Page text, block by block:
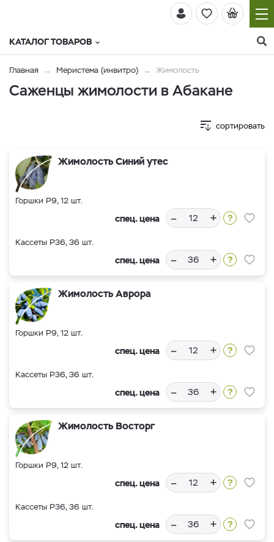
КАТАЛОГ ТОВАРОВ
Главная Меристема (инвитро) Жимолость
Саженцы жимолости в Абакане
сортировать
Жимолость Синий утес
Горшки Р9, 12 шт.
спец. цена – +
Кассеты Р36, 36 шт.
спец. цена – +
Жимолость Аврора
Горшки Р9, 12 шт.
спец. цена – +
Кассеты Р36, 36 шт.
спец. цена – +
Жимолость Восторг
Горшки Р9, 12 шт.
спец. цена – +
Кассеты Р36, 36 шт.
спец. цена – +